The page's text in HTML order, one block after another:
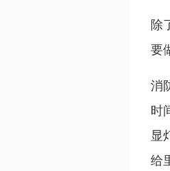
除
要
消
时
显
给